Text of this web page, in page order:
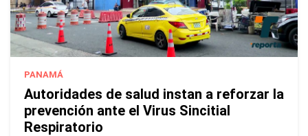
PANAMÁ
Autoridades de salud instan a reforzar la
prevención ante el Virus Sincitial
Respiratorio